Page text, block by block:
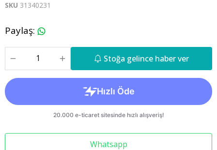
SKU 31340231
Paylaş:
Stoğa gelince haber ver
Whatsapp